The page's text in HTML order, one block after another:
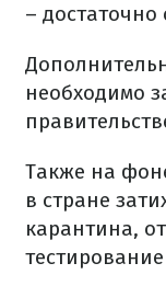
– достаточно
необходимо
Также на
в стране
карантина,